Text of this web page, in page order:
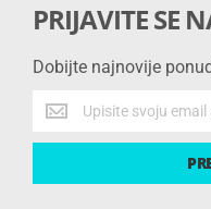
PRIJAVITE SE
Dobijte najnovije
Dobijte
najnovije
ponude